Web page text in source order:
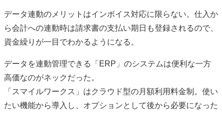
データ連動のメリットはインボイス対応に限らない。仕入か
ら会計への連動時は請求書の支払い期日も登録されるので、
資金繰りが一目でわかるようになる。
データを連動管理できる「ERP」のシステムは便利な一方
高価なのがネックだった。
「スマイルワークス」はクラウド型の月額利用料金制。使い
たい機能から導入し、オプションとして後から必要になった